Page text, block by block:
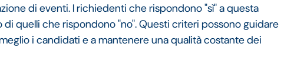
di eventi. I richiedenti che rispondono "sì" a questa
quelli che rispondono "no". Questi criteri possono guidare
i candidati e a mantenere una qualità costante dei